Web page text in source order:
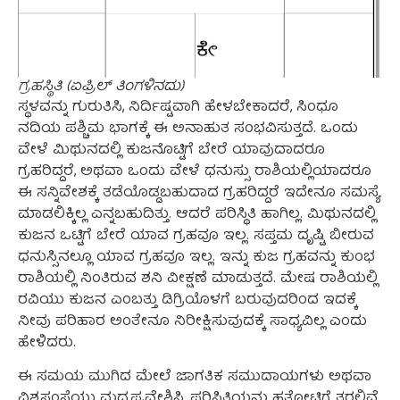
ಗ್ರಹಸ್ಥಿತಿ (ಏಪ್ರಿಲ್ ತಿಂಗಳಿನದು)
ಸ್ಥಳವನ್ನು ಗುರುತಿಸಿ, ನಿರ್ದಿಷ್ಟವಾಗಿ ಹೇಳಬೇಕಾದರೆ, ಸಿಂಧೂ
ನದಿಯ ಪಶ್ಚಿಮ ಭಾಗಕ್ಕೆ ಈ ಅನಾಹುತ ಸಂಭವಿಸುತ್ತದೆ. ಒಂದು
ವೇಳೆ ಮಿಥುನದಲ್ಲಿ ಕುಜನೊಟ್ಟಿಗೆ ಬೇರೆ ಯಾವುದಾದರೂ
ಗ್ರಹರಿದ್ದರೆ, ಅಥವಾ ಒಂದು ವೇಳೆ ಧನುಸ್ಸು ರಾಶಿಯಲ್ಲಿಯಾದರೂ
ಈ ಸನ್ನಿವೇಶಕ್ಕೆ ತಡೆಯೊಡ್ಡಬಹುದಾದ ಗ್ರಹರಿದ್ದರೆ ಇದೇನೂ ಸಮಸ್ಯೆ
ಮಾಡಲಿಕ್ಕಿಲ್ಲ ಎನ್ನಬಹುದಿತ್ತು. ಆದರೆ ಪರಿಸ್ಥಿತಿ ಹಾಗಿಲ್ಲ. ಮಿಥುನದಲ್ಲಿ
ಕುಜನ ಒಟ್ಟಿಗೆ ಬೇರೆ ಯಾವ ಗ್ರಹವೂ ಇಲ್ಲ. ಸಪ್ತಮ ದೃಷ್ಟಿ ಬೀರುವ
ಧನುಸ್ಸಿನಲ್ಲೂ ಯಾವ ಗ್ರಹವೂ ಇಲ್ಲ. ಇನ್ನು ಕುಜ ಗ್ರಹವನ್ನು ಕುಂಭ
ರಾಶಿಯಲ್ಲಿ ನಿಂತಿರುವ ಶನಿ ವೀಕ್ಷಣೆ ಮಾಡುತ್ತದೆ. ಮೇಷ ರಾಶಿಯಲ್ಲಿ
ರವಿಯು ಕುಜನ ಎಂಬತ್ತು ಡಿಗ್ರಿಯೊಳಗೆ ಬರುವುದರಿಂದ ಇದಕ್ಕೆ
ನೀವು ಪರಿಹಾರ ಅಂತೇನೂ ನಿರೀಕ್ಷಿಸುವುದಕ್ಕೆ ಸಾಧ್ಯವಿಲ್ಲ ಎಂದು
ಹೇಳಿದರು.
ಈ ಸಮಯ ಮುಗಿದ ಮೇಲೆ ಜಾಗತಿಕ ಸಮುದಾಯಗಳು ಅಥವಾ